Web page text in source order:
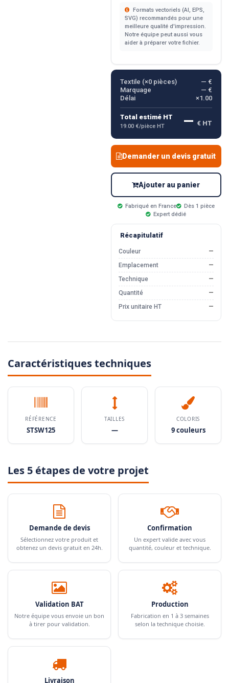
Formats vectoriels (AI, EPS,
SVG) recommandés pour une
meilleure qualité d'impression.
Notre équipe peut aussi vous
aider à préparer votre fichier.
Textile (×0pièces)
— €
Marquage
— €
Délai
×1.00
Total estimé HT
19.00 €/pièce HT — € HT
Demander un devis gratuit
Ajouter au panier
Fabriqué en France
Dès 1 pièce
Expert dédié
Récapitulatif
Couleur
—
Emplacement
—
Technique
—
Quantité
—
Prix unitaire HT
—
Caractéristiques techniques
RÉFÉRENCE
STSW125
TAILLES
—
COLORIS
9 couleurs
Les 5 étapes de votre projet
Demande de devis
Sélectionnez votre produit et
obtenez un devis gratuit en 24h.
Confirmation
Un expert valide avec vous
quantité, couleur et technique.
Validation BAT
Notre équipe vous envoie un bon
à tirer pour validation.
Production
Fabrication en 1 à 3 semaines
selon la technique choisie.
Livraison